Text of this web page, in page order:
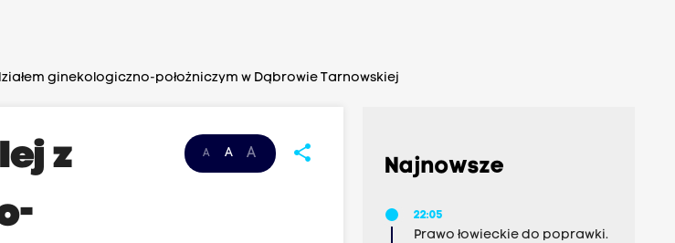
ginekologiczno-położniczym w Dąbrowie Tarnowskiej
A A A share
z
Najnowsze
22:05
Prawo łowieckie do poprawki.